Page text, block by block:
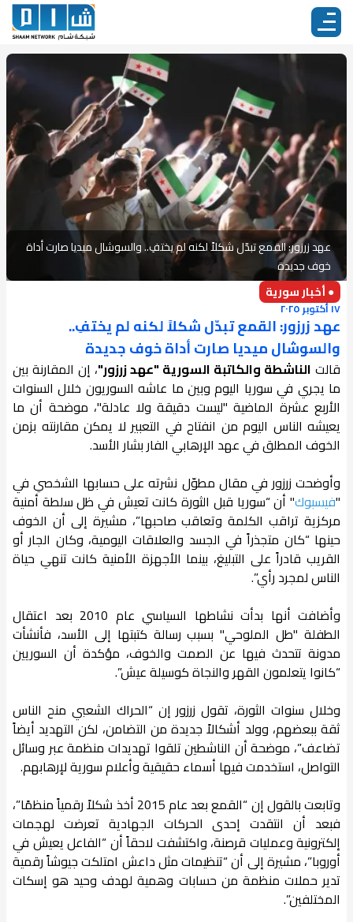
عهد زرزور: القمع تبدّل شكلاً لكنه لم يختفِ.. والسوشال ميديا صارت أداة
خوف جديدة
● أخبار سورية
١٧ أكتوبر ٢٠٢٥
عهد زرزور: القمع تبدّل شكلاً لكنه لم يختفِ..
والسوشال ميديا صارت أداة خوف جديدة
قالت الناشطة والكاتبة السورية "عهد زرزور"، إن المقارنة بين
ما يجري في سوريا اليوم وبين ما عاشه السوريون خلال السنوات
الأربع عشرة الماضية "ليست دقيقة ولا عادلة"، موضحة أن ما
يعيشه الناس اليوم من انفتاح في التعبير لا يمكن مقارنته بزمن
الخوف المطلق في عهد الإرهابي الفار بشار الأسد.
وأوضحت زرزور في مقال مطوّل نشرته على حسابها الشخصي في
"فيسبوك" أن “سوريا قبل الثورة كانت تعيش في ظل سلطة أمنية
مركزية تراقب الكلمة وتعاقب صاحبها”، مشيرة إلى أن الخوف
حينها “كان متجذراً في الجسد والعلاقات اليومية، وكان الجار أو
القريب قادراً على التبليغ، بينما الأجهزة الأمنية كانت تنهي حياة
الناس لمجرد رأي”.
وأضافت أنها بدأت نشاطها السياسي عام 2010 بعد اعتقال
الطفلة "طل الملوحي" بسبب رسالة كتبتها إلى الأسد، فأنشأت
مدونة تتحدث فيها عن الصمت والخوف، مؤكدة أن السوريين
“كانوا يتعلمون القهر والنجاة كوسيلة عيش”.
وخلال سنوات الثورة، تقول زرزور إن “الحراك الشعبي منح الناس
ثقة ببعضهم، وولد أشكالاً جديدة من التضامن، لكن التهديد أيضاً
تضاعف”، موضحة أن الناشطين تلقوا تهديدات منظمة عبر وسائل
التواصل، استخدمت فيها أسماء حقيقية وأعلام سورية لإرهابهم.
وتابعت بالقول إن “القمع بعد عام 2015 أخذ شكلاً رقمياً منظمًا”،
فبعد أن انتقدت إحدى الحركات الجهادية تعرضت لهجمات
إلكترونية وعمليات قرصنة، واكتشفت لاحقاً أن “الفاعل يعيش في
أوروبا”، مشيرة إلى أن “تنظيمات مثل داعش امتلكت جيوشاً رقمية
تدير حملات منظمة من حسابات وهمية لهدف وحيد هو إسكات
المختلفين”.